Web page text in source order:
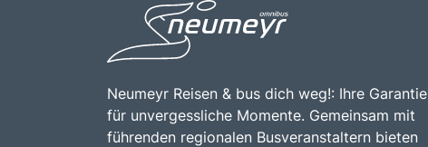
Neumeyr Reisen & bus dich weg!: Ihre Garantie
für unvergessliche Momente. Gemeinsam mit
führenden regionalen Busveranstaltern bieten